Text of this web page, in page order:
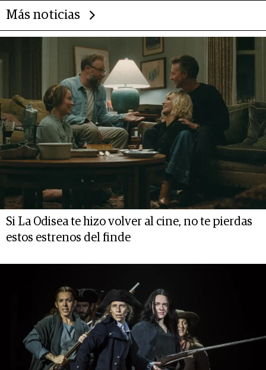
Más noticias
Si La Odisea te hizo volver al cine, no te pierdas
estos estrenos del finde